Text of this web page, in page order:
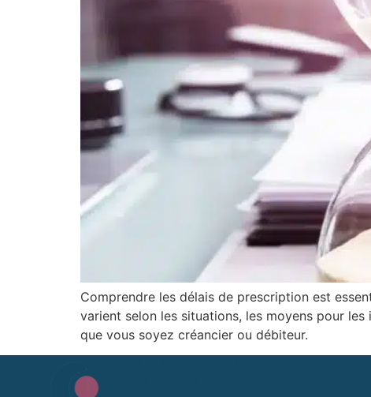
Comprendre les délais de prescription est
varient selon les situations, les moyens pour
que vous soyez créancier ou débiteur.